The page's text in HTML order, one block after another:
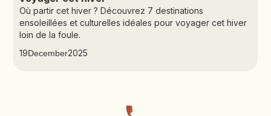
Où partir cet hiver ? Découvrez 7 destinations
ensoleillées et culturelles idéales pour voyager cet hiver
loin de la foule.
19December2025